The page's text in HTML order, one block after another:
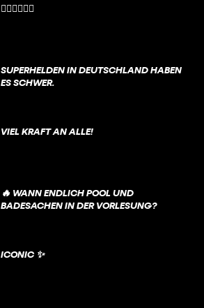
😮‍💨😮‍💨😮‍💨
SUPERHELDEN IN DEUTSCHLAND HABEN
ES SCHWER.
VIEL KRAFT AN ALLE!
🔥 WANN ENDLICH POOL UND
BADESACHEN IN DER VORLESUNG?
ICONIC ✨